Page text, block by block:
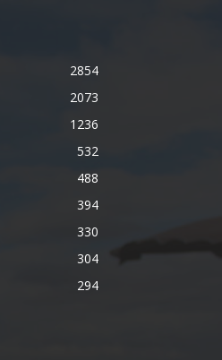
2854
2073
1236
532
488
394
330
304
294